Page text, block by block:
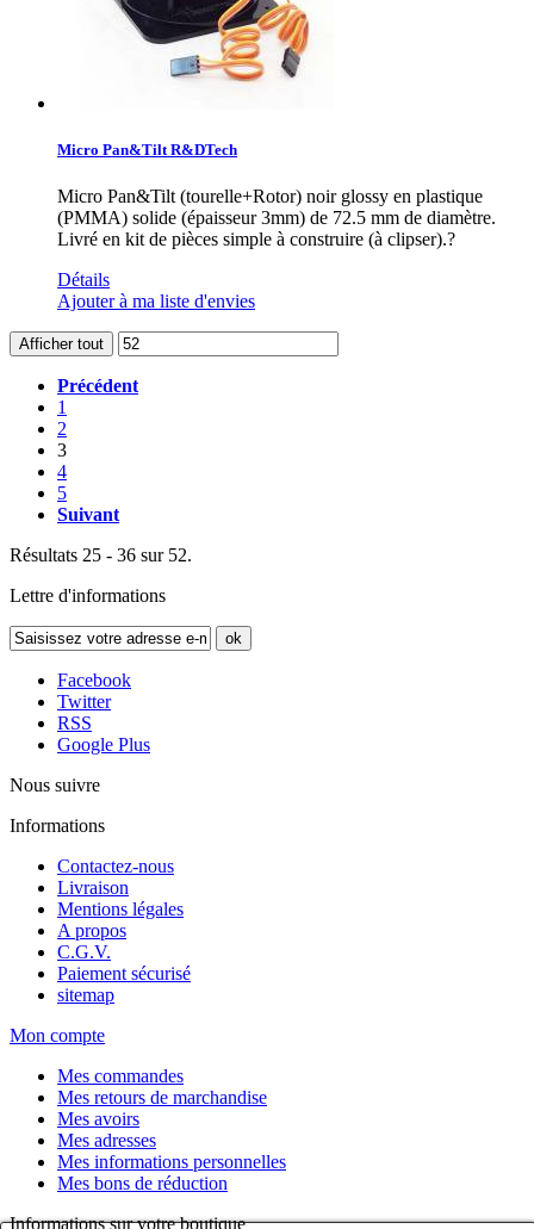
Micro Pan&Tilt R&DTech
Micro Pan&Tilt (tourelle+Rotor) noir glossy en plastique
(PMMA) solide (épaisseur 3mm) de 72.5 mm de diamètre.
Livré en kit de pièces simple à construire (à clipser).?
Détails
Ajouter à ma liste d'envies
Afficher tout
Précédent
1
2
3
4
5
Suivant
Résultats 25 - 36 sur 52.
Lettre d'informations
ok
Facebook
Twitter
RSS
Google Plus
Nous suivre
Informations
Contactez-nous
Livraison
Mentions légales
A propos
C.G.V.
Paiement sécurisé
sitemap
Mon compte
Mes commandes
Mes retours de marchandise
Mes avoirs
Mes adresses
Mes informations personnelles
Mes bons de réduction
Informations sur votre boutique